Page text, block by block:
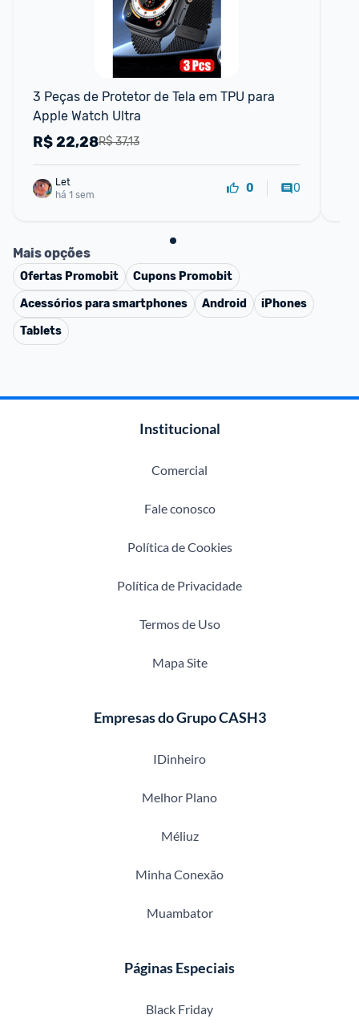
3 Peças de Protetor de Tela em TPU para
Apple Watch Ultra
R$ 37,13
R$22,28
Let
há 1 sem
0 0
Mais opções
Ofertas Promobit Cupons Promobit
Acessórios para smartphones
Android
iPhones
Tablets
Institucional
Comercial
Fale conosco
Política de Cookies
Política de Privacidade
Termos de Uso
Mapa Site
Empresas do Grupo CASH3
IDinheiro
Melhor Plano
Méliuz
Minha Conexão
Muambator
Páginas Especiais
Black Friday